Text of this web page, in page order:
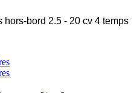
hors-bord 2.5 - 20 cv 4 temps